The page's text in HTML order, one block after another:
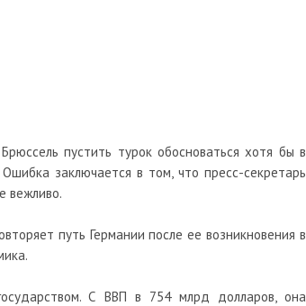
пустить турок обосноваться хотя бы в
заключается в том, что пресс-секретарь
вежливо.
путь Германии после ее возникновения в
С ВВП в 754 млрд долларов, она